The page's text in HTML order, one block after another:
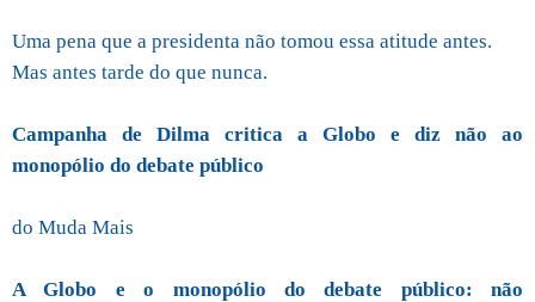
Uma pena que a presidenta não tomou essa atitude antes.
Mas antes tarde do que nunca.
Campanha de Dilma critica a Globo e diz não ao
monopólio do debate público
do Muda Mais
A Globo e o monopólio do debate público: não